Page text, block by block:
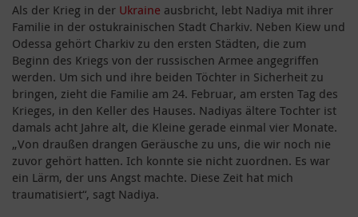
Als der Krieg in der Ukraine ausbricht, lebt Nadiya mit ihrer
Familie in der ostukrainischen Stadt Charkiv. Neben Kiew und
Odessa gehört Charkiv zu den ersten Städten, die zum
Beginn des Kriegs von der russischen Armee angegriffen
werden. Um sich und ihre beiden Töchter in Sicherheit zu
bringen, zieht die Familie am 24. Februar, am ersten Tag des
Krieges, in den Keller des Hauses. Nadiyas ältere Tochter ist
damals acht Jahre alt, die Kleine gerade einmal vier Monate.
„Von draußen drangen Geräusche zu uns, die wir noch nie
zuvor gehört hatten. Ich konnte sie nicht zuordnen. Es war
ein Lärm, der uns Angst machte. Diese Zeit hat mich
traumatisiert“, sagt Nadiya.